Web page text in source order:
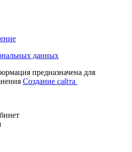
данных
предназначена для
Создание сайта